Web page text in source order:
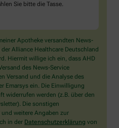
Sie bitte die Tasse.
Apotheke versandten News-
Alliance Healthcare Deutschland
Hiermit willige ich ein, dass AHD
des News-Service
Versand und die Analyse des
Emarsys ein. Die Einwilligung
widerrufen werden (z.B. über den
Die sonstigen
weitere Angaben zur
in der Datenschutzerklärung von